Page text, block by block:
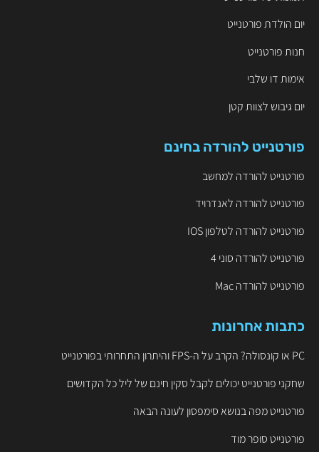
יום הולדת פורטנייט
חנות פורטנייט
אימות דו שלבי
יום גיבוש לצוות קטן
פורטנייט להורדה בחינם
פורטנייט להורדה למחשב
פורטנייט להורדה לאנדרויד
פורטנייט להורדה לטלפון IOS
פורטנייט להורדה סוני 4
פורטנייט להורדה Mac
כתבות אחרונות
PC או קונסולה? הקרב על ה-FPS והיתרון התחרותי בפורטנייט
שחקני פורטנייט יכולים לקבל סקין חינם של ליל כל הקדושים
פורטנייט מפה בנושא סימפסון לעונה הבאה
פורטנייט סופר מוד